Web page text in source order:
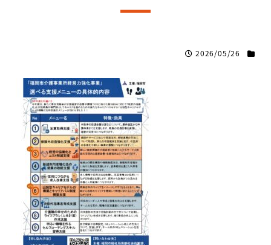
2026/05/26